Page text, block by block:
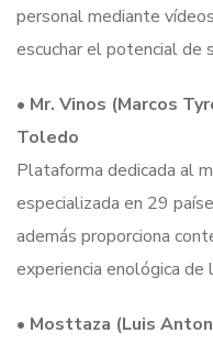
personal mediante
escuchar el potencial de
• Mr. Vinos (Marcos
Toledo
Plataforma dedicada al
especializada en 29
además proporciona
experiencia enológica de
• Mosttaza (Luis